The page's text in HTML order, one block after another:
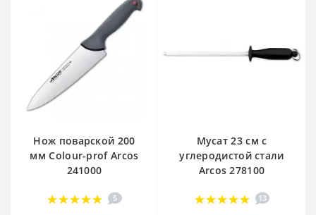
Нож поварской 200
мм Сolour-prof Arcos
241000
5
Мусат 23 см с
углеродистой стали
Arcos 278100
13